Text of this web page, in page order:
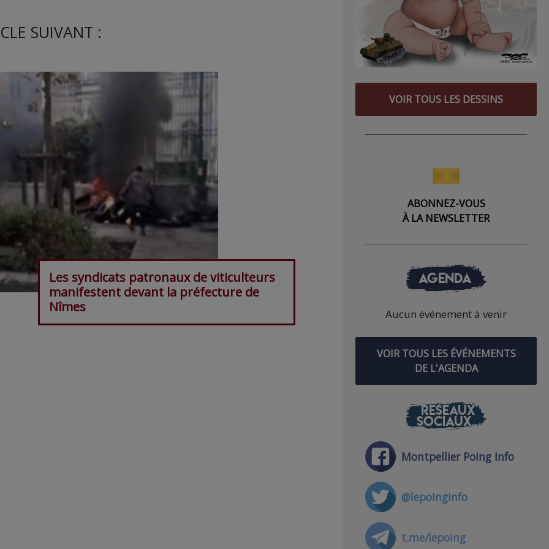
SUIVANT :
Les syndicats patronaux de viticulteurs
manifestent devant la préfecture de
Nîmes
VOIR TOUS LES DESSINS
ABONNEZ-VOUS
À LA NEWSLETTER
AGENDA
Aucun événement à venir
VOIR TOUS LES ÉVÉNEMENTS
DE L'AGENDA
RÉSEAUX
SOCIAUX
Montpellier Poing Info
@lepoinginfo
t.me/lepoing